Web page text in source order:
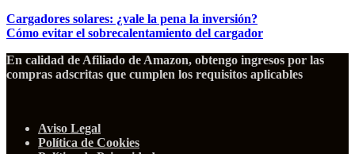
Cargadores solares: ¿vale la pena la inversión?
Cómo evitar el sobrecalentamiento del cargador
En calidad de Afiliado de Amazon, obtengo ingresos por las
compras adscritas que cumplen los requisitos aplicables
Aviso Legal
Política de Cookies